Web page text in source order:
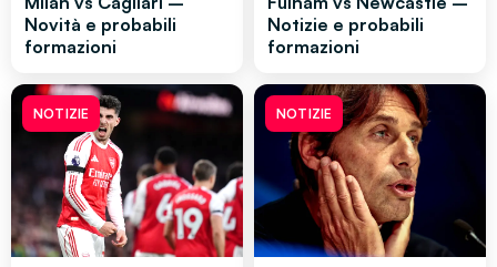
Novità e probabili
formazioni
Notizie e probabili
formazioni
NOTIZIE NOTIZIE